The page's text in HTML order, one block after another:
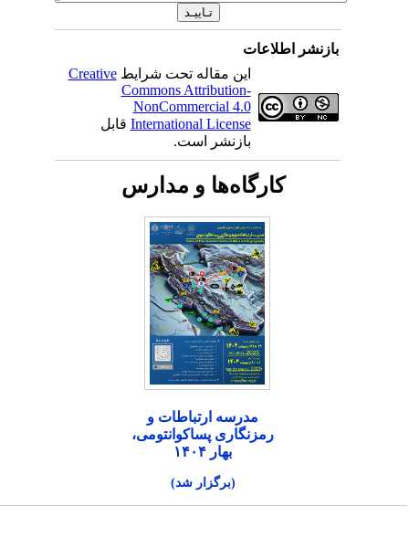
بازنشر اطلاعات
این مقاله تحت شرایطCreative
Commons Attribution-
NonCommercial 4.0
International Licenseقابل
بازنشر است.
کارگاه‌ها و مدارس
مدرسه ارتباطات و
رمزنگاری پساکوانتومی،
بهار ۱۴۰۴
(برگزار شد)